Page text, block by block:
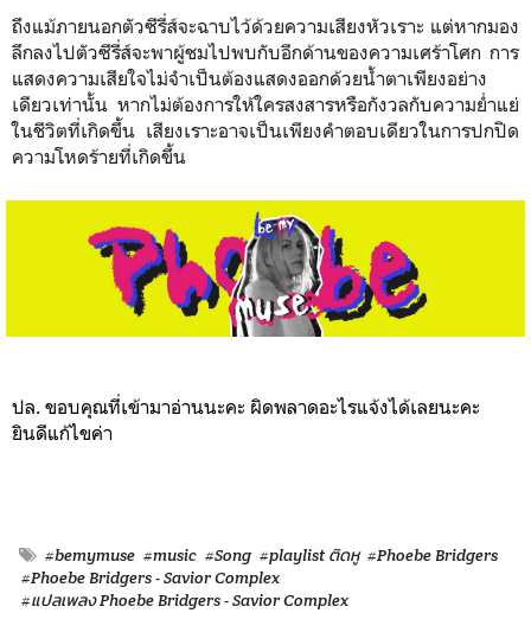
ถึงแม้ภายนอกตัวซีรี่ส์จะฉาบไว้ด้วยความเสียงหัวเราะ แต่หากมอง
ลึกลงไปตัวซีรี่ส์จะพาผู้ชมไปพบกับอีกด้านของความเศร้าโศก การ
แสดงความเสียใจไม่จำเป็นต้องแสดงออกด้วยน้ำตาเพียงอย่าง
เดียวเท่านั้น หากไม่ต้องการให้ใครสงสารหรือกังวลกับความย่ำแย่
ในชีวิตที่เกิดขึ้น เสียงเราะอาจเป็นเพียงคำตอบเดียวในการปกปิด
ความโหดร้ายที่เกิดขึ้น
ปล. ขอบคุณที่เข้ามาอ่านนะคะ ผิดพลาดอะไรแจ้งได้เลยนะคะ
ยินดีแก้ไขค่า
#bemymuse #music #Song #playlist ติดหู #Phoebe Bridgers
#Phoebe Bridgers - Savior Complex
#แปลเพลง Phoebe Bridgers - Savior Complex